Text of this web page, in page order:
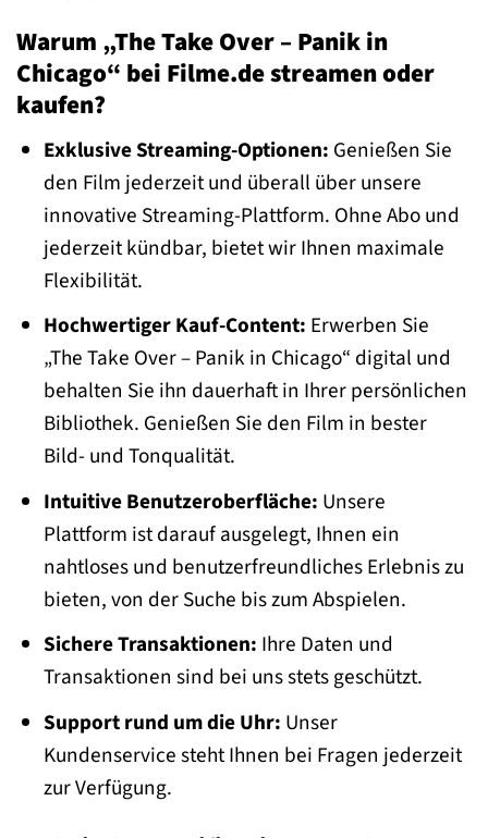
Warum „The Take Over – Panik in
Chicago“ bei Filme.de streamen oder
kaufen?
Exklusive Streaming-Optionen: Genießen Sie
den Film jederzeit und überall über unsere
innovative Streaming-Plattform. Ohne Abo und
jederzeit kündbar, bietet wir Ihnen maximale
Flexibilität.
Hochwertiger Kauf-Content: Erwerben Sie
„The Take Over – Panik in Chicago“ digital und
behalten Sie ihn dauerhaft in Ihrer persönlichen
Bibliothek. Genießen Sie den Film in bester
Bild- und Tonqualität.
Intuitive Benutzeroberfläche: Unsere
Plattform ist darauf ausgelegt, Ihnen ein
nahtloses und benutzerfreundliches Erlebnis zu
bieten, von der Suche bis zum Abspielen.
Sichere Transaktionen: Ihre Daten und
Transaktionen sind bei uns stets geschützt.
Support rund um die Uhr: Unser
Kundenservice steht Ihnen bei Fragen jederzeit
zur Verfügung.